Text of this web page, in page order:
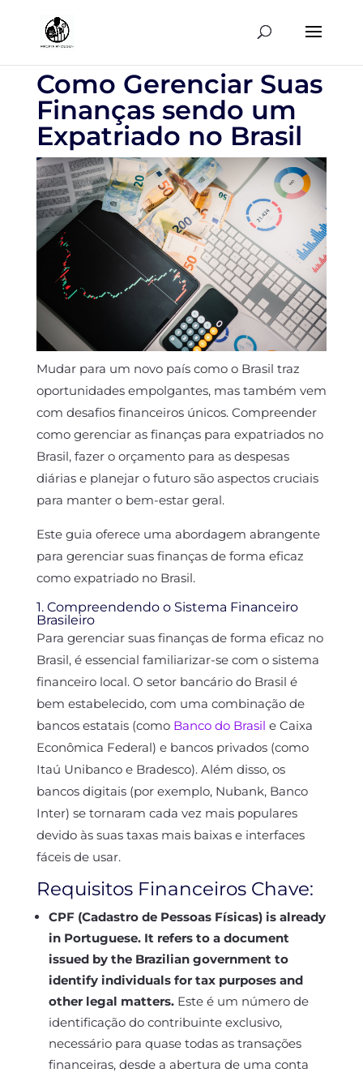
Como Gerenciar Suas
Finanças sendo um
Expatriado no Brasil
Mudar para um novo país como o Brasil traz
oportunidades empolgantes, mas também vem
com desafios financeiros únicos. Compreender
como gerenciar as finanças para expatriados no
Brasil, fazer o orçamento para as despesas
diárias e planejar o futuro são aspectos cruciais
para manter o bem-estar geral.
Este guia oferece uma abordagem abrangente
para gerenciar suas finanças de forma eficaz
como expatriado no Brasil.
1. Compreendendo o Sistema Financeiro
Brasileiro
Para gerenciar suas finanças de forma eficaz no
Brasil, é essencial familiarizar-se com o sistema
financeiro local. O setor bancário do Brasil é
bem estabelecido, com uma combinação de
bancos estatais (como Banco do Brasil e Caixa
Econômica Federal) e bancos privados (como
Itaú Unibanco e Bradesco). Além disso, os
bancos digitais (por exemplo, Nubank, Banco
Inter) se tornaram cada vez mais populares
devido às suas taxas mais baixas e interfaces
fáceis de usar.
Requisitos Financeiros Chave:
CPF (Cadastro de Pessoas Físicas) is already
in Portuguese. It refers to a document
issued by the Brazilian government to
identify individuals for tax purposes and
other legal matters.Este é um número de
identificação do contribuinte exclusivo,
necessário para quase todas as transações
financeiras, desde a abertura de uma conta